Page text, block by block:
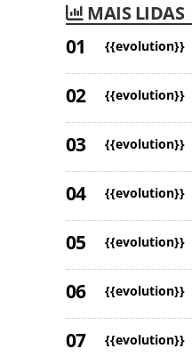
MAIS LIDAS
{{evolution}}
{{evolution}}
{{evolution}}
{{evolution}}
{{evolution}}
{{evolution}}
{{evolution}}